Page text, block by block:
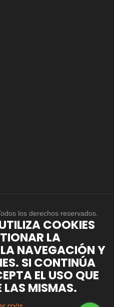
los derechos reservados.
COOKIES
LA
NAVEGACIÓN Y
SI CONTINÚA
EL USO QUE
LAS MISMAS.